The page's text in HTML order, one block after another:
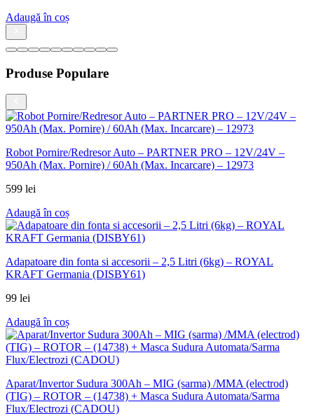
Adaugă în coș
Produse Populare
Robot Pornire/Redresor Auto – PARTNER PRO – 12V/24V –
950Ah (Max. Pornire) / 60Ah (Max. Incarcare) – 12973
599 lei
Adaugă în coș
Adapatoare din fonta si accesorii – 2,5 Litri (6kg) – ROYAL
KRAFT Germania (DISBY61)
99 lei
Adaugă în coș
Aparat/Invertor Sudura 300Ah – MIG (sarma) /MMA (electrod)
(TIG) – ROTOR – (14738) + Masca Sudura Automata/Sarma
Flux/Electrozi (CADOU)